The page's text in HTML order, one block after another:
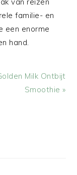
familie- en
een enorme
hand.
Milk Ontbijt
Smoothie »